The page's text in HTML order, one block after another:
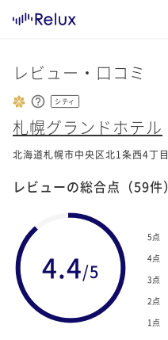
レビュー・口コミ
シティ
札幌グランドホテル
北海道札幌市中央区北1条西4丁目
レビューの総合点 （59件）
4.4/5
5点
4点
3点
2点
1点